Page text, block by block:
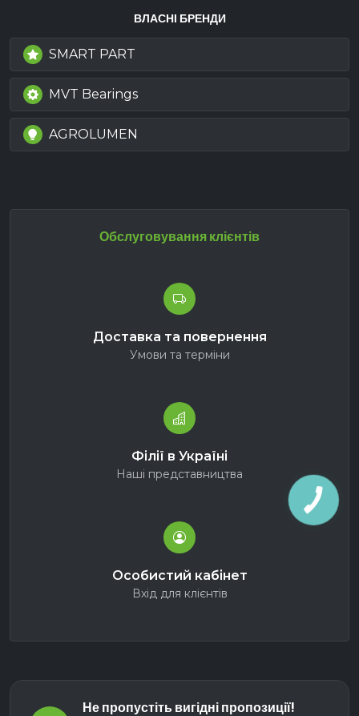
ВЛАСНІ БРЕНДИ
SMART PART
MVT Bearings
AGROLUMEN
Обслуговування клієнтів
Доставка та повернення
Умови та терміни
Філії в Україні
Наші представництва
Особистий кабінет
Вхід для клієнтів
Не пропустіть вигідні пропозиції!